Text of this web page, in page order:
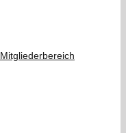
Mitgliederbereich